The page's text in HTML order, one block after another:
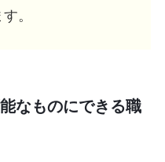
。
なものにできる職